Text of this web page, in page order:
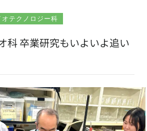
オテクノロジー科
科 卒業研究もいよいよ追い